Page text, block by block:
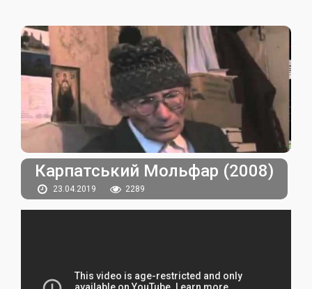
Карпатський Мольфар (2008)
23.04.2019 2289